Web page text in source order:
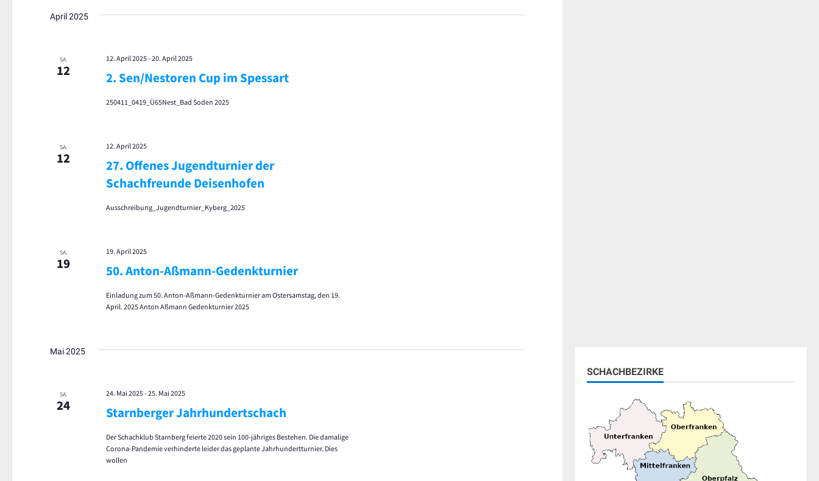
April 2025
SA.
12 2. Sen/Nestoren Cup im Spessart
12. April 2025- 20. April 2025
250411_0419_Ü65Nest_Bad Soden 2025
SA.
12
27. Offenes Jugendturnier der
Schachfreunde Deisenhofen
12. April 2025
Ausschreibung_Jugendturnier_Kyberg_2025
SA.
19 50. Anton-Aßmann-Gedenkturnier
19. April 2025
Einladung zum 50. Anton-Aßmann-Gedenkturnier am Ostersamstag, den 19.
April. 2025 Anton Aßmann Gedenkturnier 2025
Mai 2025
SA.
24 Starnberger Jahrhundertschach
24. Mai 2025- 25. Mai 2025
Der Schachklub Starnberg feierte 2020 sein 100-jähriges Bestehen. Die damalige
Corona-Pandemie verhinderte leider das geplante Jahrhundertturnier. Dies
wollen
SCHACHBEZIRKE